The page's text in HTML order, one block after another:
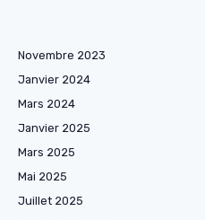
Novembre 2023
Janvier 2024
Mars 2024
Janvier 2025
Mars 2025
Mai 2025
Juillet 2025